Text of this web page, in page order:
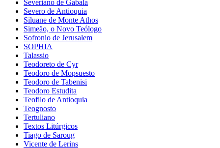
Severiano de Gabala
Severo de Antioquia
Siluane de Monte Athos
Simeão, o Novo Teólogo
Sofronio de Jerusalem
SOPHIA
Talassio
Teodoreto de Cyr
Teodoro de Mopsuesto
Teodoro de Tabenisi
Teodoro Estudita
Teofilo de Antioquia
Teognosto
Tertuliano
Textos Litúrgicos
Tiago de Saroug
Vicente de Lerins